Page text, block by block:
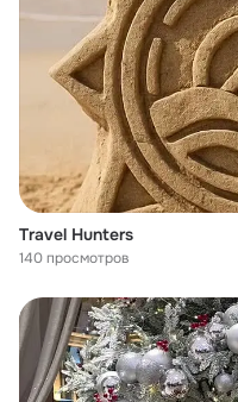
Travel Hunters
140 просмотров